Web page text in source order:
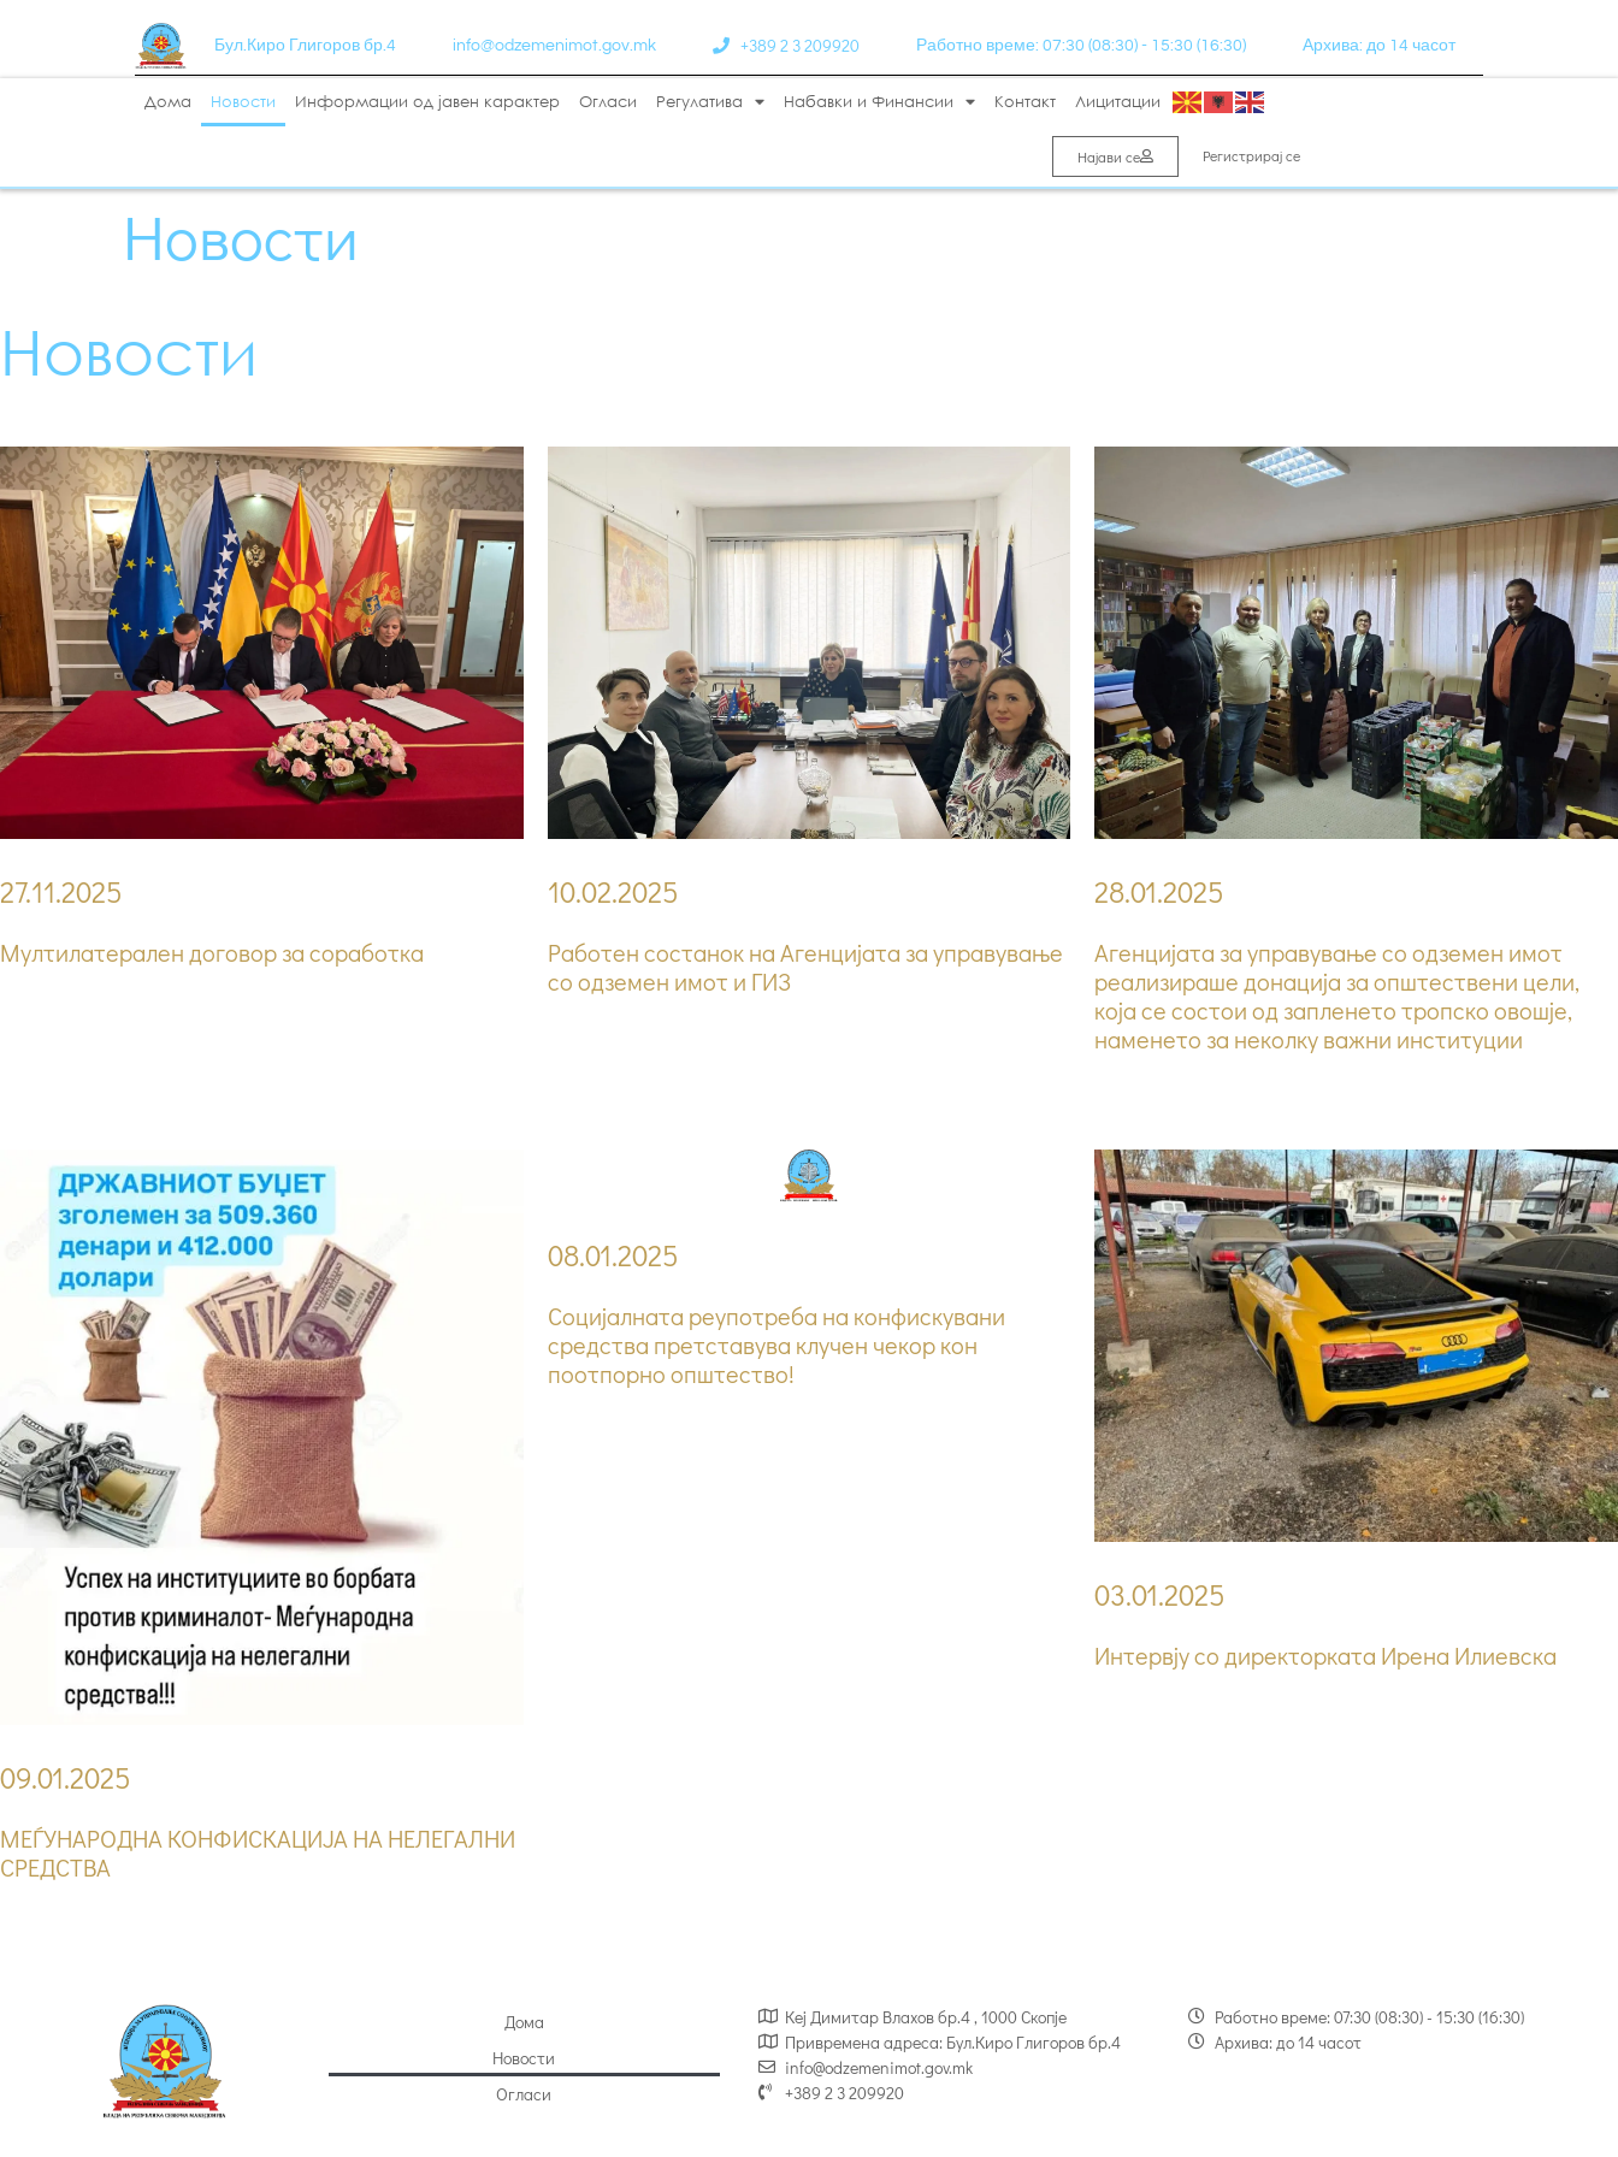
Бул.Киро Глигоров бр.4 info@odzemenimot.gov.mk +389 2 3 209920 Работно време: 07:30 (08:30) - 15:30 (16:30) Архива: до 14 часот
Дома Новости Информации од јавен карактер Огласи Регулатива Набавки и Финансии Контакт Лицитации
Најави се Регистрирај се
Новости
Новости
27.11.2025
Мултилатерален договор за соработка
10.02.2025
Работен состанок на Агенцијата за управување
со одземен имот и ГИЗ
28.01.2025
Агенцијата за управување со одземен имот
реализираше донација за општествени цели,
која се состои од запленето тропско овошје,
наменето за неколку важни институции
09.01.2025
МЕЃУНАРОДНА КОНФИСКАЦИЈА НА НЕЛЕГАЛНИ
СРЕДСТВА
08.01.2025
Социјалната реупотреба на конфискувани
средства претставува клучен чекор кон
поотпорно општество!
03.01.2025
Интервју со директорката Ирена Илиевска
Дома
Новости
Огласи
Кеј Димитар Влахов бр.4 , 1000 Скопје
Привремена адреса: Бул.Киро Глигоров бр.4
info@odzemenimot.gov.mk
+389 2 3 209920
Работно време: 07:30 (08:30) - 15:30 (16:30)
Архива: до 14 часот